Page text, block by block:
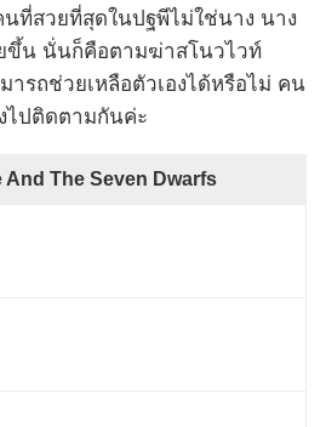
นที่สวยที่สุดในปฐพีไม่ใช่นาง นาง
ขึ้น นั่นก็คือตามฆ่าสโนวไวท์
ารถช่วยเหลือตัวเองได้หรือไม่ คน
ไปติดตามกันค่ะ
And The Seven Dwarfs